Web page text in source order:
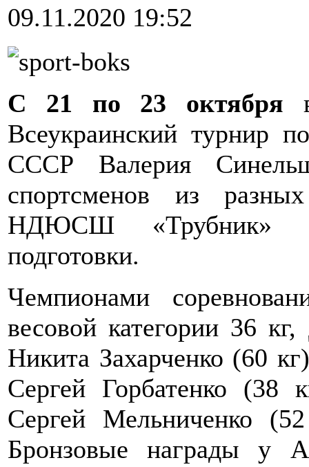
09.11.2020 19:52
С 21 по 23 октября
Всеукраинский турнир
СССР Валерия
спортсменов из
НДЮСШ «Трубник»
подготовки.
Чемпионами
весовой категории 36
Никита Захарченко (60
Сергей Горбатенко (38
Сергей Мельниченко
Бронзовые награды у